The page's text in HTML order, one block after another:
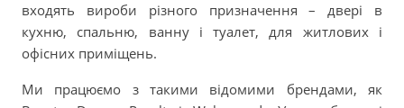
входять вироби різного призначення – двері в
кухню, спальню, ванну і туалет, для житлових і
офісних приміщень.
Ми працюємо з такими відомими брендами, як